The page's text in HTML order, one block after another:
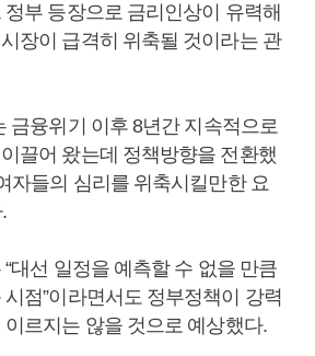
부 등장으로 금리인상이 유력해
장이 급격히 위축될 것이라는 관
금융위기 이후 8년간 지속적으로
끌어 왔는데 정책방향을 전환했
자들의 심리를 위축시킬만한 요
대선 일정을 예측할 수 없을 만큼
점”이라면서도 정부정책이 강력
르지는 않을 것으로 예상했다.